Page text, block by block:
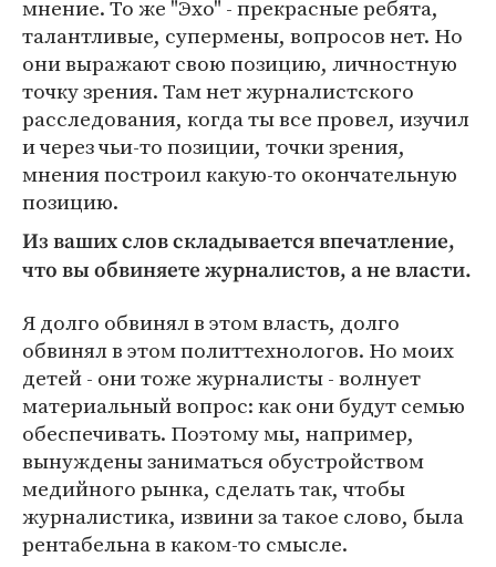
мнение. То же "Эхо" - прекрасные ребята,
талантливые, супермены, вопросов нет. Но
они выражают свою позицию, личностную
точку зрения. Там нет журналистского
расследования, когда ты все провел, изучил
и через чьи-то позиции, точки зрения,
мнения построил какую-то окончательную
позицию.
Из ваших слов складывается впечатление,
что вы обвиняете журналистов, а не власти.
Я долго обвинял в этом власть, долго
обвинял в этом политтехнологов. Но моих
детей - они тоже журналисты - волнует
материальный вопрос: как они будут семью
обеспечивать. Поэтому мы, например,
вынуждены заниматься обустройством
медийного рынка, сделать так, чтобы
журналистика, извини за такое слово, была
рентабельна в каком-то смысле.